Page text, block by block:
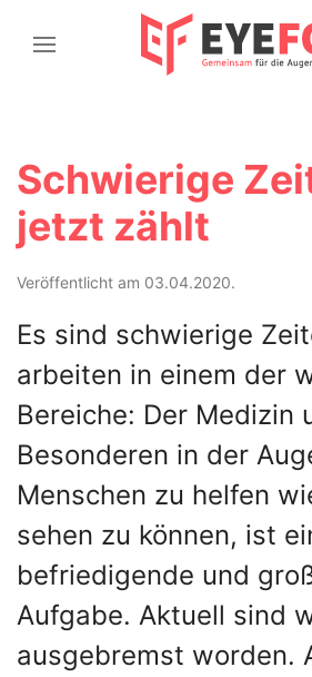
Schwierige
jetzt zählt
Veröffentlicht am 03.04.2020.
Es sind schwierige
arbeiten in einem der
Bereiche: Der Medizin
Besonderen in der
Menschen zu helfen
sehen zu können, ist
befriedigende und
Aufgabe. Aktuell sind
ausgebremst worden.